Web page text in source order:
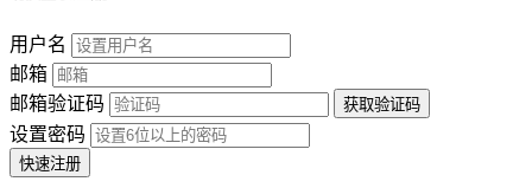
用户名
邮箱
邮箱验证码
设置密码